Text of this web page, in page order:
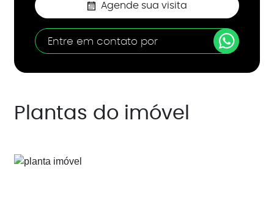
Agende sua visita
Entre em contato por
Plantas do imóvel